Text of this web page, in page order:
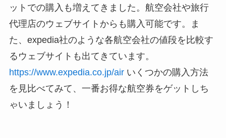
ットでの購入も増えてきました。航空会社や旅行
代理店のウェブサイトからも購入可能です。ま
た、expedia社のような各航空会社の値段を比較す
るウェブサイトも出てきています。
https://www.expedia.co.jp/airいくつかの購入方法
を見比べてみて、一番お得な航空券をゲットしち
ゃいましょう！